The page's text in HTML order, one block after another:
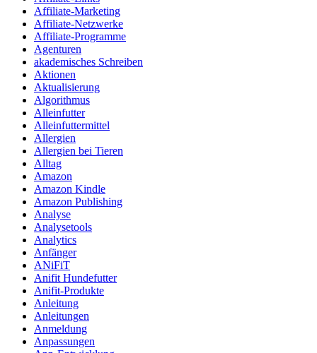
Affiliate-Marketing
Affiliate-Netzwerke
Affiliate-Programme
Agenturen
akademisches Schreiben
Aktionen
Aktualisierung
Algorithmus
Alleinfutter
Alleinfuttermittel
Allergien
Allergien bei Tieren
Alltag
Amazon
Amazon Kindle
Amazon Publishing
Analyse
Analysetools
Analytics
Anfänger
ANiFiT
Anifit Hundefutter
Anifit-Produkte
Anleitung
Anleitungen
Anmeldung
Anpassungen